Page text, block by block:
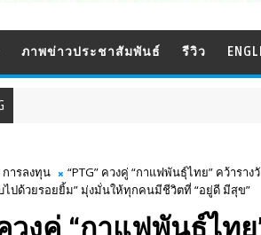
ภาพข่าวประชาสัมพันธ์ รีวิว
การลงทุน
“PTG” ควงคู่ “กาแฟพันธุ์ไทย” คว้ารา
ไปด้วยรอยยิ้ม” มุ่งมั่นให้ทุกคนมีชีวิตที่ “อยู่ดี มีสุข”